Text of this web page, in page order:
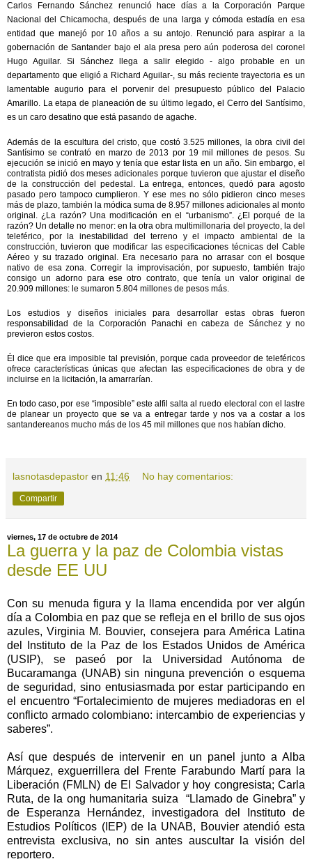
Carlos Fernando Sánchez renunció hace días a la Corporación Parque
Nacional del Chicamocha, después de una larga y cómoda estadía en esa
entidad que manejó por 10 años a su antojo. Renunció para aspirar a la
gobernación de Santander bajo el ala presa pero aún poderosa del coronel
Hugo Aguilar. Si Sánchez llega a salir elegido - algo probable en un
departamento que eligió a Richard Aguilar-, su más reciente trayectoria es un
lamentable augurio para el porvenir del presupuesto público del Palacio
Amarillo. La etapa de planeación de su último legado, el Cerro del Santísimo,
es un caro desatino que está pasando de agache.
Además de la escultura del cristo, que costó 3.525 millones, la obra civil del
Santísimo se contrató en marzo de 2013 por 19 mil millones de pesos. Su
ejecución se inició en mayo y tenía que estar lista en un año. Sin embargo, el
contratista pidió dos meses adicionales porque tuvieron que ajustar el diseño
de la construcción del pedestal. La entrega, entonces, quedó para agosto
pasado pero tampoco cumplieron. Y ese mes no sólo pidieron cinco meses
más de plazo, también la módica suma de 8.957 millones adicionales al monto
original. ¿La razón? Una modificación en el “urbanismo”. ¿El porqué de la
razón? Un detalle no menor: en la otra obra multimillonaria del proyecto, la del
teleférico, por la inestabilidad del terreno y el impacto ambiental de la
construcción, tuvieron que modificar las especificaciones técnicas del Cable
Aéreo y su trazado original. Era necesario para no arrasar con el bosque
nativo de esa zona. Corregir la improvisación, por supuesto, también trajo
consigo un adorno para ese otro contrato, que tenía un valor original de
20.909 millones: le sumaron 5.804 millones de pesos más.
Los estudios y diseños iniciales para desarrollar estas obras fueron
responsabilidad de la Corporación Panachi en cabeza de Sánchez y no
previeron estos costos.
Él dice que era imposible tal previsión, porque cada proveedor de teleféricos
ofrece características únicas que afectan las especificaciones de obra y de
incluirse en la licitación, la amarrarían.
En todo caso, por ese “imposible” este alfil salta al ruedo electoral con el lastre
de planear un proyecto que se va a entregar tarde y nos va a costar a los
santandereanos mucho más de los 45 mil millones que nos habían dicho.
lasnotasdepastor en 11:46 No hay comentarios:
Compartir
viernes, 17 de octubre de 2014
La guerra y la paz de Colombia vistas
desde EE UU
Con su menuda figura y la llama encendida por ver algún
día a Colombia en paz que se refleja en el brillo de sus ojos
azules, Virginia M. Bouvier, consejera para América Latina
del Instituto de la Paz de los Estados Unidos de América
(USIP), se paseó por la Universidad Autónoma de
Bucaramanga (UNAB) sin ninguna prevención o esquema
de seguridad, sino entusiasmada por estar participando en
el encuentro “Fortalecimiento de mujeres mediadoras en el
conflicto armado colombiano: intercambio de experiencias y
saberes”.
Así que después de intervenir en un panel junto a Alba
Márquez, exguerrillera del Frente Farabundo Martí para la
Liberación (FMLN) de El Salvador y hoy congresista; Carla
Ruta, de la ong humanitaria suiza “Llamado de Ginebra” y
de Esperanza Hernández, investigadora del Instituto de
Estudios Políticos (IEP) de la UNAB, Bouvier atendió esta
entrevista exclusiva, no sin antes auscultar la visión del
reportero.